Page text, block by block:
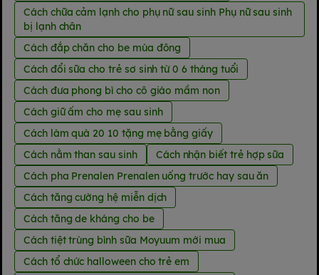
Cách chữa cảm lạnh cho phụ nữ sau sinh Phụ nữ sau sinh
bị lạnh chân
Cách đắp chăn cho be mùa đông
Cách đổi sữa cho trẻ sơ sinh từ 0 6 tháng tuổi
Cách đưa phong bì cho cô giáo mầm non
Cách giữ ấm cho mẹ sau sinh
Cách làm quà 20 10 tặng mẹ bằng giấy
Cách nằm than sau sinh
Cách nhận biết trẻ hợp sữa
Cách pha Prenalen Prenalen uống trước hay sau ăn
Cách tăng cường hệ miễn dịch
Cách tăng de kháng cho be
Cách tiệt trùng bình sữa Moyuum mới mua
Cách tổ chức halloween cho trẻ em